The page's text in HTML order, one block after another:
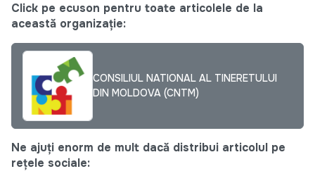
Click pe ecuson pentru toate articolele de la
această organizație:
CONSILIUL NATIONAL AL TINERETULUI
DIN MOLDOVA (CNTM)
Ne ajuți enorm de mult dacă distribui articolul pe
rețele sociale: